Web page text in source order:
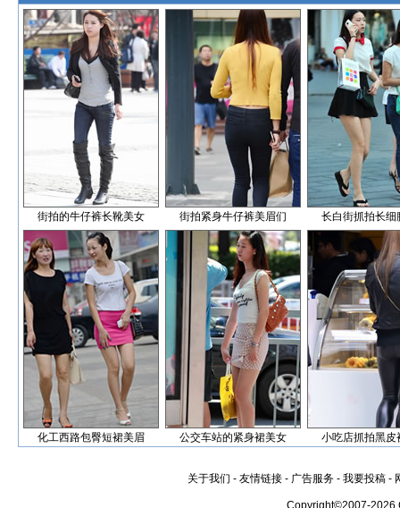
街拍的牛仔裤长靴美女 街拍紧身牛仔裤美眉们 长白街抓拍长细
化工西路包臀短裙美眉 公交车站的紧身裙美女 小吃店抓拍黑皮
关于我们 - 友情链接 - 广告服务 - 我要投稿 -
Copyright©2007-2026